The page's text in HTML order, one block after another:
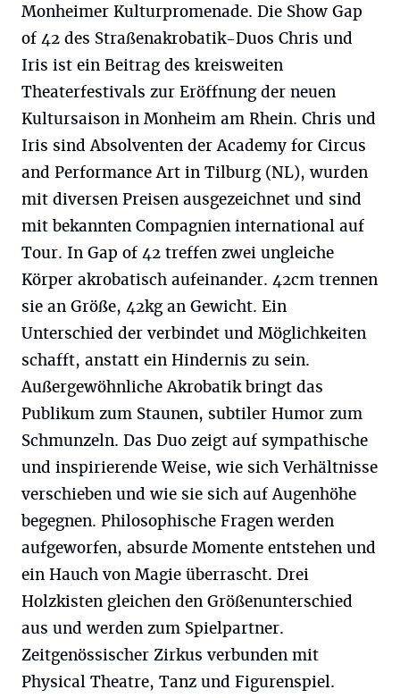
Monheimer Kulturpromenade. Die Show Gap
of 42 des Straßenakrobatik-Duos Chris und
Iris ist ein Beitrag des kreisweiten
Theaterfestivals zur Eröffnung der neuen
Kultursaison in Monheim am Rhein. Chris und
Iris sind Absolventen der Academy for Circus
and Performance Art in Tilburg (NL), wurden
mit diversen Preisen ausgezeichnet und sind
mit bekannten Compagnien international auf
Tour. In Gap of 42 treffen zwei ungleiche
Körper akrobatisch aufeinander. 42cm trennen
sie an Größe, 42kg an Gewicht. Ein
Unterschied der verbindet und Möglichkeiten
schafft, anstatt ein Hindernis zu sein.
Außergewöhnliche Akrobatik bringt das
Publikum zum Staunen, subtiler Humor zum
Schmunzeln. Das Duo zeigt auf sympathische
und inspirierende Weise, wie sich Verhältnisse
verschieben und wie sie sich auf Augenhöhe
begegnen. Philosophische Fragen werden
aufgeworfen, absurde Momente entstehen und
ein Hauch von Magie überrascht. Drei
Holzkisten gleichen den Größenunterschied
aus und werden zum Spielpartner.
Zeitgenössischer Zirkus verbunden mit
Physical Theatre, Tanz und Figurenspiel.